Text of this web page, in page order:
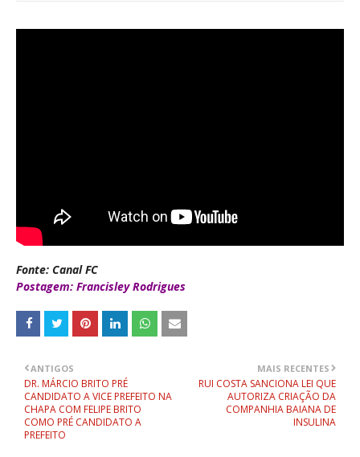
Fonte: Canal FC
Postagem: Francisley Rodrigues
MAIS RECENTES
RUI COSTA SANCIONA LEI QUE
AUTORIZA CRIAÇÃO DA
COMPANHIA BAIANA DE
INSULINA
ANTIGOS
DR. MÁRCIO BRITO PRÉ
CANDIDATO A VICE PREFEITO NA
CHAPA COM FELIPE BRITO
COMO PRÉ CANDIDATO A
PREFEITO